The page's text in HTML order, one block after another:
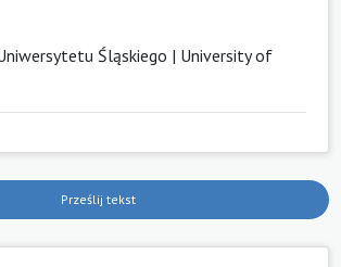
Śląskiego | University of
Prześlij tekst